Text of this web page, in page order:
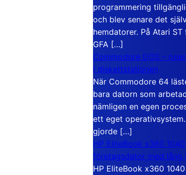
programmering
och blev senare det
hemdatorer. På Atari
GFA […]
Commodore DOS –
i diskettstationen
När Commodore 64
bara datorn som
nämligen en egen
ett eget
gjorde […]
HP EliteBook x360
företagsdator med lång
HP EliteBook x360